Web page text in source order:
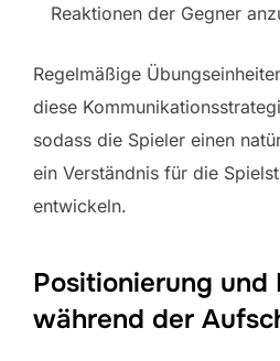
Reaktionen der Gegner
Regelmäßige
diese
sodass die Spieler einen
ein Verständnis für die
entwickeln.
Positionierung und
während der